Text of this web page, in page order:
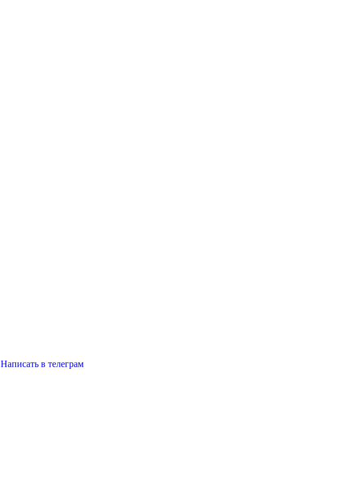
Написать в телеграм